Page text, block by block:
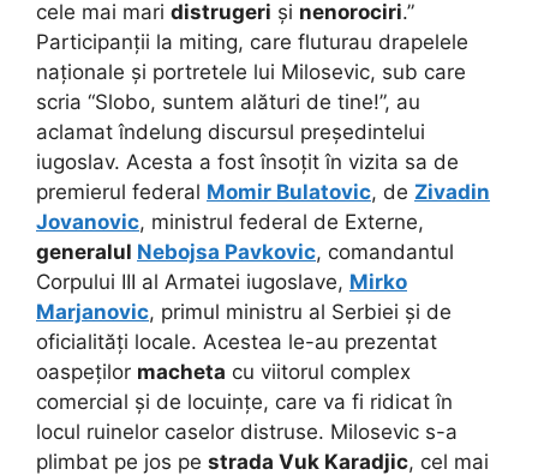
cele mai mari distrugeri și nenorociri.”
Participanții la miting, care fluturau drapelele
naționale și portretele lui Milosevic, sub care
scria “Slobo, suntem alături de tine!”, au
aclamat îndelung discursul președintelui
iugoslav. Acesta a fost însoțit în vizita sa de
premierul federal Momir Bulatovic, de Zivadin
Jovanovic, ministrul federal de Externe,
generalul Nebojsa Pavkovic, comandantul
Corpului III al Armatei iugoslave, Mirko
Marjanovic, primul ministru al Serbiei și de
oficialități locale. Acestea le-au prezentat
oaspeților macheta cu viitorul complex
comercial și de locuințe, care va fi ridicat în
locul ruinelor caselor distruse. Milosevic s-a
plimbat pe jos pe strada Vuk Karadjic, cel mai